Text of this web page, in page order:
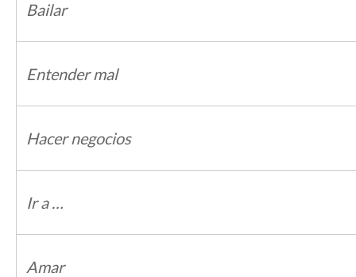
Bailar
Entender mal
Hacer negocios
Ir a …
Amar